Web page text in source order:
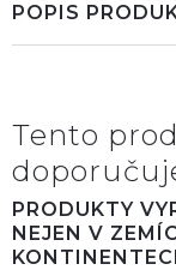
POPIS
Tento
PRODUKTY
NEJEN V